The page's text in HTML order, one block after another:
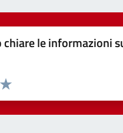
chiare le informazioni
5 stelle su 5
4 stelle su 5
su 5
su 5
5